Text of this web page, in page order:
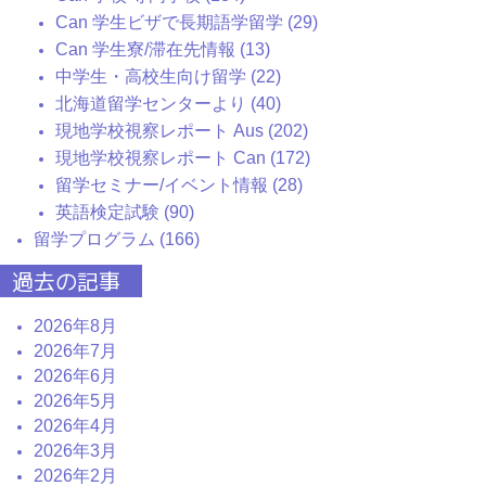
Can 学生ビザで長期語学留学 (29)
Can 学生寮/滞在先情報 (13)
中学生・高校生向け留学 (22)
北海道留学センターより (40)
現地学校視察レポート Aus (202)
現地学校視察レポート Can (172)
留学セミナー/イベント情報 (28)
英語検定試験 (90)
留学プログラム (166)
過去の記事
2026年8月
2026年7月
2026年6月
2026年5月
2026年4月
2026年3月
2026年2月